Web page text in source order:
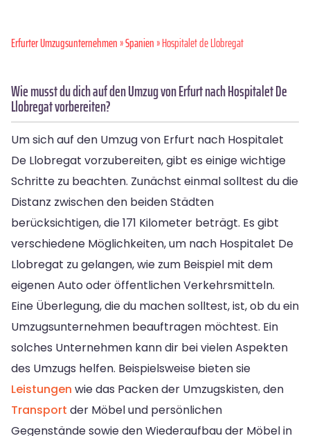
Erfurter Umzugsunternehmen»Spanien» Hospitalet de Llobregat
Wie musst du dich auf den Umzug von Erfurt nach Hospitalet De
Llobregat vorbereiten?
Um sich auf den Umzug von Erfurt nach Hospitalet
De Llobregat vorzubereiten, gibt es einige wichtige
Schritte zu beachten. Zunächst einmal solltest du die
Distanz zwischen den beiden Städten
berücksichtigen, die 171 Kilometer beträgt. Es gibt
verschiedene Möglichkeiten, um nach Hospitalet De
Llobregat zu gelangen, wie zum Beispiel mit dem
eigenen Auto oder öffentlichen Verkehrsmitteln.
Eine Überlegung, die du machen solltest, ist, ob du ein
Umzugsunternehmen beauftragen möchtest. Ein
solches Unternehmen kann dir bei vielen Aspekten
des Umzugs helfen. Beispielsweise bieten sie
Leistungen wie das Packen der Umzugskisten, den
Transport der Möbel und persönlichen
Gegenstände sowie den Wiederaufbau der Möbel in